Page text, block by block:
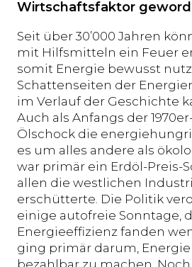
Wirtschaftsfaktor
Seit über 30’000 Jahren
mit Hilfsmitteln ein Feuer
somit Energie bewusst
Schattenseiten der
im Verlauf der Geschichte
Auch als Anfangs der
Ölschock die
es um alles andere als
war primär ein Erdöl-Preis-
allen die westlichen
erschütterte. Die Politik
einige autofreie Sonntage,
Energieeffizienz fanden
ging primär darum,